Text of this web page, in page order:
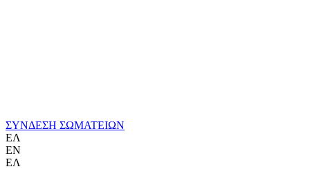
ΣΥΝΔΕΣΗ ΣΩΜΑΤΕΙΩΝ
ΕΛ
EN
ΕΛ